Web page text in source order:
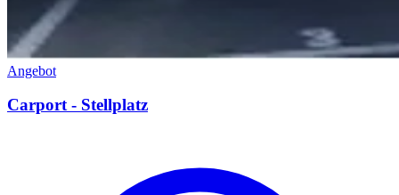
Angebot
Carport - Stellplatz